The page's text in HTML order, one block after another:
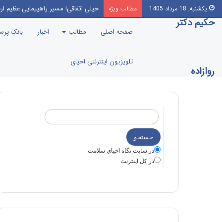
یکشنبه, 18 مرداد 1405 مطالب ویژه خیلی اتفاقی! مسیر راهپیمایی
حکیم دکتر
روازاده
صفحه اصلی مطالب اخبار بانک
تلویزیون اینترنتی احیای
در سايت نگاه احياي سلامت
در كل اينترنت